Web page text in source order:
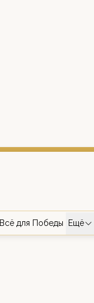
Всё для Победы Ещё